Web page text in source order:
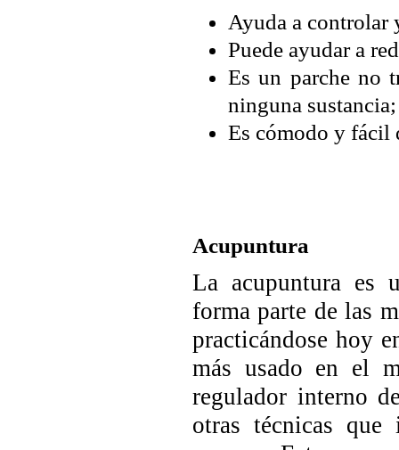
Ayuda a controlar
Puede ayudar a
Es un parche no
ninguna sustancia;
Es cómodo y fácil
Acupuntura
La acupuntura es
forma parte de las
practicándose hoy
más usado en el
regulador interno
otras técnicas